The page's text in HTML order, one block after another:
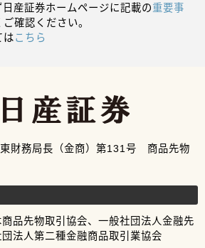
産証券ホームページに記載の重要事
確認ください。
はこちら
財務局長（金商）第131号 商品先物
品先物取引協会、一般社団法人金融先
法人第二種金融商品取引業協会